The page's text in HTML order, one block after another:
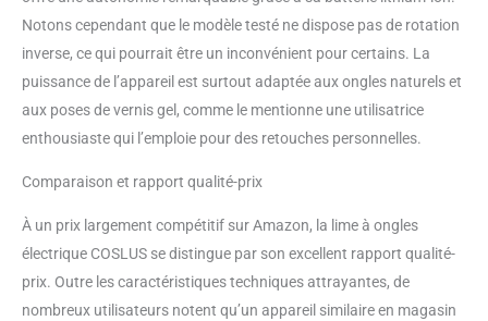
multifonction : le kit de forets à
ongles contient 6 pointes
de pointes en céramique, 31
bandes abrasives, 1 brosse, un
câble de charge et un sac en
besoins pour façonner, polir,
les ongles artificiels, les ongles
épais, l'élimination du gel allongé
et l'élimination des cuticules et
Notons cependant que le modèle testé ne dispose pas de rotation
inverse, ce qui pourrait être un inconvénient pour certains. La
puissance de l’appareil est surtout adaptée aux ongles naturels et
aux poses de vernis gel, comme le mentionne une utilisatrice
enthousiaste qui l’emploie pour des retouches personnelles.
Comparaison et rapport qualité-prix
À un prix largement compétitif sur Amazon, la lime à ongles
électrique COSLUS se distingue par son excellent rapport qualité-
prix. Outre les caractéristiques techniques attrayantes, de
nombreux utilisateurs notent qu’un appareil similaire en magasin